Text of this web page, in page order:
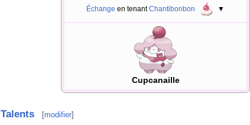
Échange en tenantChantibonbon ▼
Cupcanaille
Talents [modifier]